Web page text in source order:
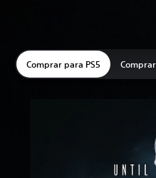
Comprar para PS5